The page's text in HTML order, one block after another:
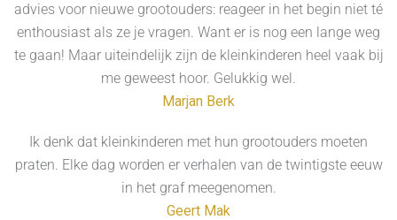
advies voor nieuwe grootouders: reageer in het begin niet té
enthousiast als ze je vragen. Want er is nog een lange weg
te gaan! Maar uiteindelijk zijn de kleinkinderen heel vaak bij
me geweest hoor. Gelukkig wel.
Marjan Berk
Ik denk dat kleinkinderen met hun grootouders moeten
praten. Elke dag worden er verhalen van de twintigste eeuw
in het graf meegenomen.
Geert Mak